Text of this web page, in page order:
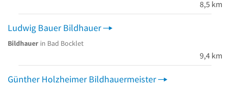
8,5 km
Ludwig Bauer Bildhauer
Bildhauer in Bad Bocklet
9,4 km
Günther Holzheimer Bildhauermeister